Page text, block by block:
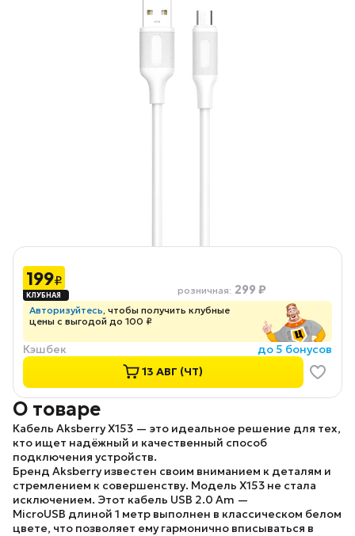
199₽
розничная: 299 ₽
Авторизуйтесь, чтобы получить клубные
цены с выгодой до 100 ₽
Кэшбек
до 5 бонусов
13 АВГ (ЧТ)
О товаре
Кабель Aksberry X153 — это идеальное решение для тех,
кто ищет надёжный и качественный способ
подключения устройств.
Бренд Aksberryизвестен своим вниманием к деталям и
стремлением к совершенству. Модель X153 не стала
исключением. Этот кабель USB 2.0 Am —
MicroUSB длиной 1 метр выполнен в классическом белом
цвете, что позволяет ему гармонично вписываться в